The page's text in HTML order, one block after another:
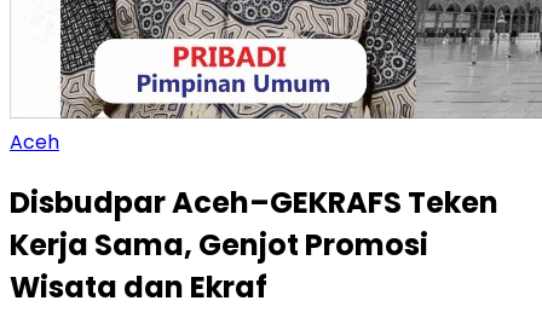
Aceh
Disbudpar Aceh–GEKRAFS Teken
Kerja Sama, Genjot Promosi
Wisata dan Ekraf